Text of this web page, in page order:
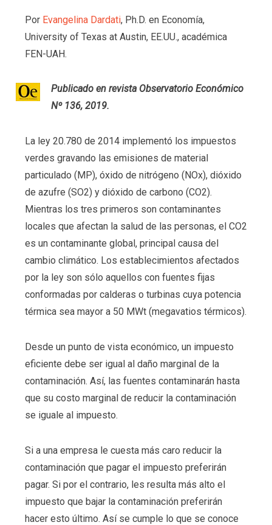
Por Evangelina Dardati, Ph.D. en Economía,
University of Texas at Austin, EE.UU., académica
FEN-UAH.
Publicado en revista Observatorio Económico
Nº 136, 2019.
La ley 20.780 de 2014 implementó los impuestos
verdes gravando las emisiones de material
particulado (MP), óxido de nitrógeno (NOx), dióxido
de azufre (SO2) y dióxido de carbono (CO2).
Mientras los tres primeros son contaminantes
locales que afectan la salud de las personas, el CO2
es un contaminante global, principal causa del
cambio climático. Los establecimientos afectados
por la ley son sólo aquellos con fuentes fijas
conformadas por calderas o turbinas cuya potencia
térmica sea mayor a 50 MWt (megavatios térmicos).
Desde un punto de vista económico, un impuesto
eficiente debe ser igual al daño marginal de la
contaminación. Así, las fuentes contaminarán hasta
que su costo marginal de reducir la contaminación
se iguale al impuesto.
Si a una empresa le cuesta más caro reducir la
contaminación que pagar el impuesto preferirán
pagar. Si por el contrario, les resulta más alto el
impuesto que bajar la contaminación preferirán
hacer esto último. Así se cumple lo que se conoce